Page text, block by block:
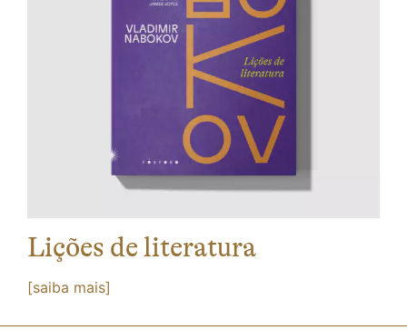
Lições de literatura
[saiba mais]